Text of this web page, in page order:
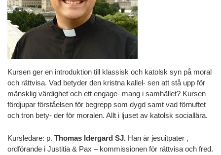
Kursen ger en introduktion till klassisk och katolsk syn på moral
och rättvisa. Vad betyder den kristna kallel- sen att stå upp för
mänsklig värdighet och ett engage- mang i samhället? Kursen
fördjupar förståelsen för begrepp som dygd samt vad förnuftet
och tron bety- der för moralen. Allt i ljuset av katolsk sociallära.
Kursledare: p. Thomas Idergard SJ. Han är jesuitpater ,
ordförande i Justitia & Pax – kommissionen för rättvisa och fred.